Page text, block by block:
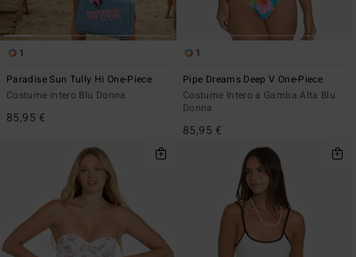
1
Paradise Sun Tully Hi One-Piece
Costume intero Blu Donna
85,95 €
1
Pipe Dreams Deep V One-Piece
Costume Intero a Gamba Alta Blu
Donna
85,95 €